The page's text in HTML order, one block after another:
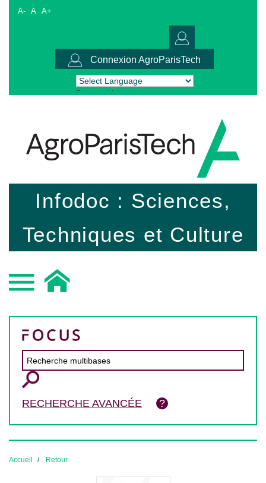
A- A A+
Connexion AgroParisTech
Powered by Translate
Infodoc : Sciences,
Techniques et Culture
RECHERCHE AVANCÉE
Accueil Retour